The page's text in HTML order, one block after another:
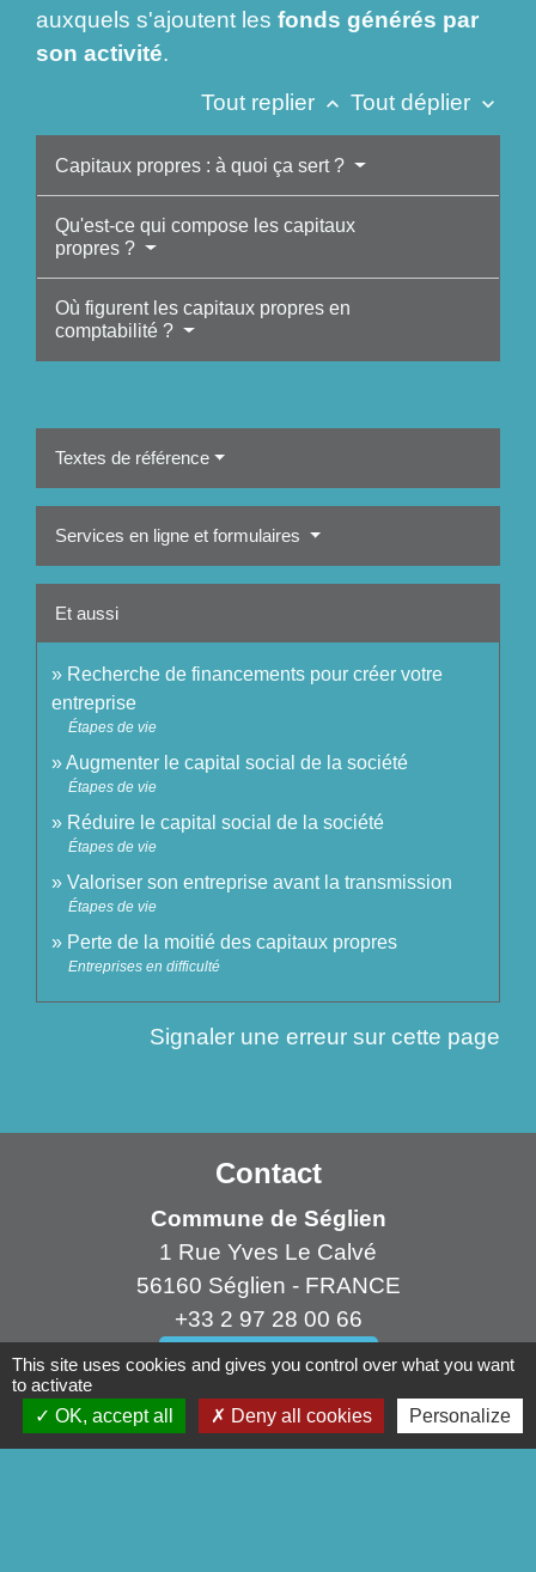
auxquels s'ajoutent les fonds générés par
son activité.
Tout replier keyboard_arrow_up Tout déplier keyboard_arrow_down
Capitaux propres : à quoi ça sert ?
Qu'est-ce qui compose les capitaux
propres ?
Où figurent les capitaux propres en
comptabilité ?
Textes de référence
Services en ligne et formulaires
Et aussi
Recherche de financements pour créer votre
entreprise
Étapes de vie
Augmenter le capital social de la société
Étapes de vie
Réduire le capital social de la société
Étapes de vie
Valoriser son entreprise avant la transmission
Étapes de vie
Perte de la moitié des capitaux propres
Entreprises en difficulté
Signaler une erreur sur cette page
Contact
Commune de Séglien
1 Rue Yves Le Calvé
56160 Séglien - FRANCE
+33 2 97 28 00 66
Contact par formulaire
This site uses cookies and gives you control over what you want
to activate
OK, accept all
Deny all cookies Personalize